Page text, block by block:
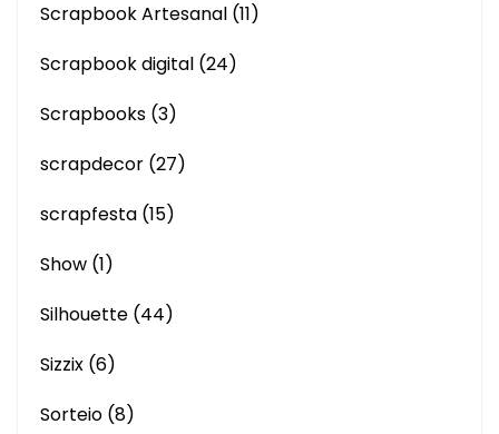
Scrapbook Artesanal (11)
Scrapbook digital (24)
Scrapbooks (3)
scrapdecor (27)
scrapfesta (15)
Show (1)
Silhouette (44)
Sizzix (6)
Sorteio (8)